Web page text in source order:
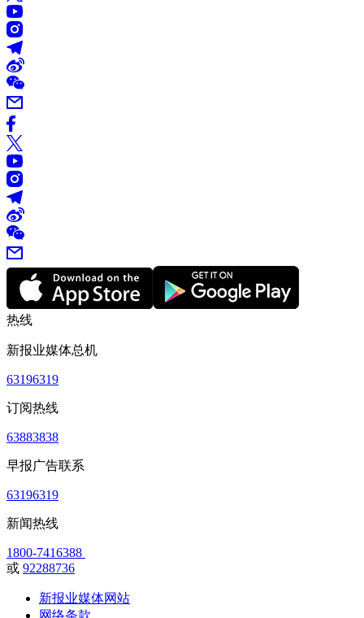
热线
新报业媒体总机
63196319
订阅热线
63883838
早报广告联系
63196319
新闻热线
1800-7416388
或 92288736
新报业媒体网站
网络条款